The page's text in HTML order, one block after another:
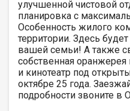
улучшенной чистовой
планировка с
Особенность жилого
территории. Здесь
вашей семьи! А также
собственная
и кинотеатр под
октябре 25 года.
подробности звоните в